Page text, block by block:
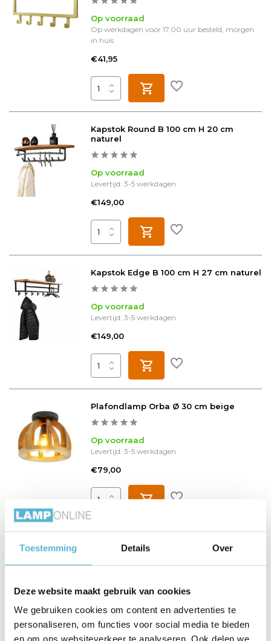
Toestemming Details Over
Deze website maakt gebruik van cookies
We gebruiken cookies om content en advertenties te
personaliseren, om functies voor social media te bieden
en om ons websiteverkeer te analyseren. Ook delen we
Op voorraad
Op werkdagen voor 17.00 uur besteld, morgen
in huis
€41,95
Kapstok Round B 100 cm H 20 cm
naturel
Op voorraad
Levertijd: 3-5 werkdagen
€149,00
Kapstok Edge B 100 cm H 27 cm naturel
Op voorraad
Levertijd: 3-5 werkdagen
€149,00
Plafondlamp Orba Ø 30 cm beige
Op voorraad
Levertijd: 3-5 werkdagen
€79,00
chroom
Levertijd: 3-5 werkdagen
€32,95